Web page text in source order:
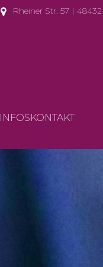
Rheiner Str. 57 |
INFOSKONTAKT